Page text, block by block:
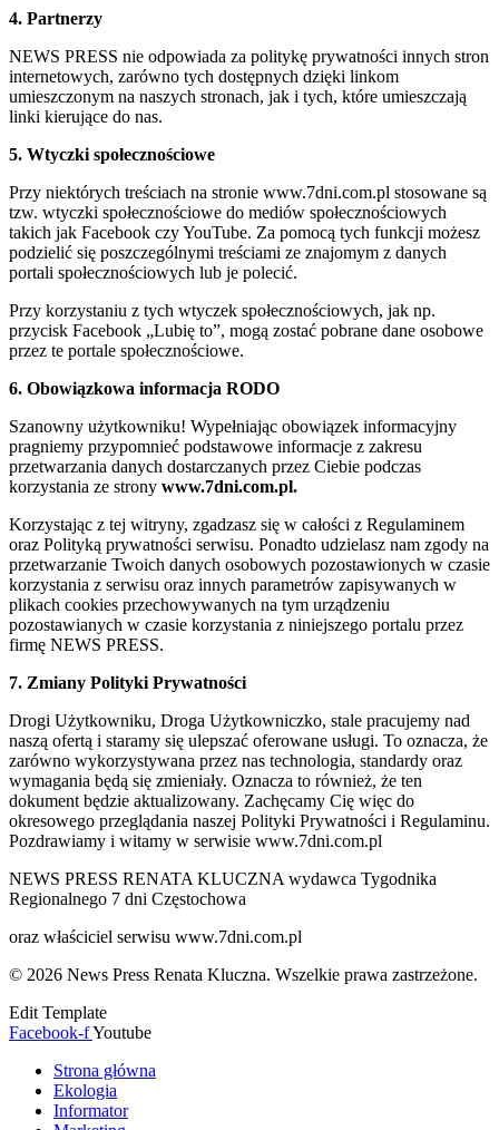
4. Partnerzy
NEWS PRESS nie odpowiada za politykę prywatności innych stron
internetowych, zarówno tych dostępnych dzięki linkom
umieszczonym na naszych stronach, jak i tych, które umieszczają
linki kierujące do nas.
5. Wtyczki społecznościowe
Przy niektórych treściach na stronie www.7dni.com.pl stosowane są
tzw. wtyczki społecznościowe do mediów społecznościowych
takich jak Facebook czy YouTube. Za pomocą tych funkcji możesz
podzielić się poszczególnymi treściami ze znajomym z danych
portali społecznościowych lub je polecić.
Przy korzystaniu z tych wtyczek społecznościowych, jak np.
przycisk Facebook „Lubię to”, mogą zostać pobrane dane osobowe
przez te portale społecznościowe.
6. Obowiązkowa informacja RODO
Szanowny użytkowniku! Wypełniając obowiązek informacyjny
pragniemy przypomnieć podstawowe informacje z zakresu
przetwarzania danych dostarczanych przez Ciebie podczas
korzystania ze strony www.7dni.com.pl.
Korzystając z tej witryny, zgadzasz się w całości z Regulaminem
oraz Polityką prywatności serwisu. Ponadto udzielasz nam zgody na
przetwarzanie Twoich danych osobowych pozostawionych w czasie
korzystania z serwisu oraz innych parametrów zapisywanych w
plikach cookies przechowywanych na tym urządzeniu
pozostawianych w czasie korzystania z niniejszego portalu przez
firmę NEWS PRESS.
7. Zmiany Polityki Prywatności
Drogi Użytkowniku, Droga Użytkowniczko, stale pracujemy nad
naszą ofertą i staramy się ulepszać oferowane usługi. To oznacza, że
zarówno wykorzystywana przez nas technologia, standardy oraz
wymagania będą się zmieniały. Oznacza to również, że ten
dokument będzie aktualizowany. Zachęcamy Cię więc do
okresowego przeglądania naszej Polityki Prywatności i Regulaminu.
Pozdrawiamy i witamy w serwisie www.7dni.com.pl
NEWS PRESS RENATA KLUCZNA wydawca Tygodnika
Regionalnego 7 dni Częstochowa
oraz właściciel serwisu www.7dni.com.pl
© 2026 News Press Renata Kluczna. Wszelkie prawa zastrzeżone.
Edit Template
Facebook-fYoutube
Strona główna
Ekologia
Informator